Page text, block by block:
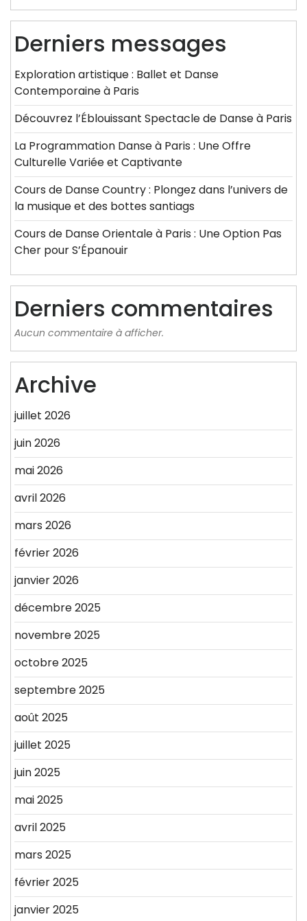
Derniers messages
Exploration artistique : Ballet et Danse
Contemporaine à Paris
Découvrez l’Éblouissant Spectacle de Danse à Paris
La Programmation Danse à Paris : Une Offre
Culturelle Variée et Captivante
Cours de Danse Country : Plongez dans l’univers de
la musique et des bottes santiags
Cours de Danse Orientale à Paris : Une Option Pas
Cher pour S’Épanouir
Derniers commentaires
Aucun commentaire à afficher.
Archive
juillet 2026
juin 2026
mai 2026
avril 2026
mars 2026
février 2026
janvier 2026
décembre 2025
novembre 2025
octobre 2025
septembre 2025
août 2025
juillet 2025
juin 2025
mai 2025
avril 2025
mars 2025
février 2025
janvier 2025